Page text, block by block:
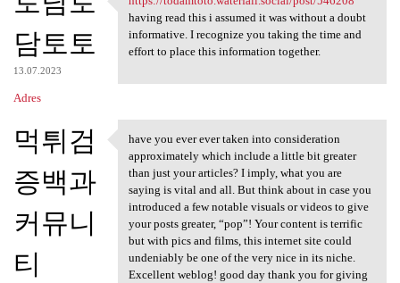
담토토
13.07.2023
Adres
https://todamtoto.waterfall
having read this i assumed it was without a doubt
informative. I recognize you taking the time and
effort to place this information together.
먹튀검
증백과
커뮤니
티
have you ever ever taken into
have you ever ever taken into consideration
approximately which include a little bit greater
than just your articles? I imply, what you are
saying is vital and all. But think about in case you
introduced a few notable visuals or videos to give
your posts greater, “pop”! Your content is terrific
but with pics and films, this internet site could
undeniably be one of the very nice in its niche.
Excellent weblog! good day thank you for giving